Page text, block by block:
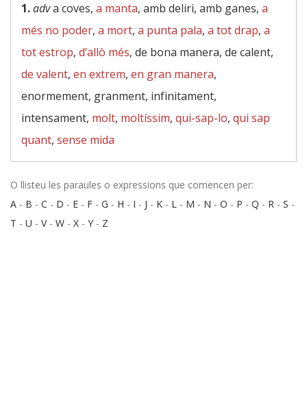
1.adva coves, a manta, amb deliri, amb ganes, a
més no poder, a mort, a punta pala, a tot drap, a
tot estrop, d’allò més, de bona manera, de calent,
de valent, en extrem, en gran manera,
enormement, granment, infinitament,
intensament, molt, moltíssim, qui-sap-lo, qui sap
quant, sense mida
O llisteu les paraules o expressions que comencen per:
A - B - C - D - E - F - G - H - I - J - K - L - M - N - O - P - Q - R - S -
T - U - V- W - X - Y - Z